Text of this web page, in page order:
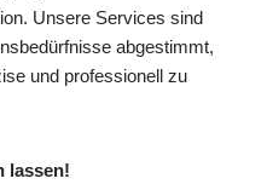
Unsere Services sind
abgestimmt,
und professionell zu
lassen!